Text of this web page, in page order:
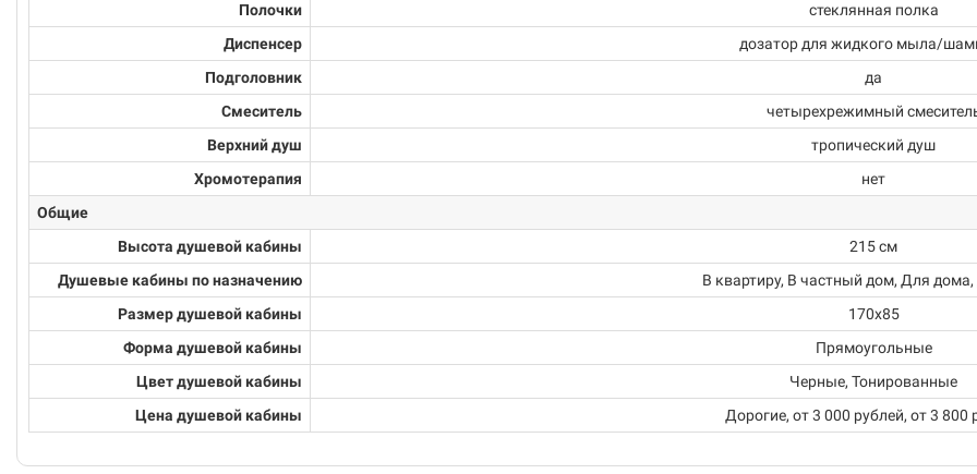
Полочки
стеклянная полка
Диспенсер
дозатор для жидкого мыла/
Подголовник
да
Смеситель
четырехрежимный
Верхний душ
тропический душ
Хромотерапия
нет
Общие
Высота душевой кабины
215 см
Душевые кабины по назначению
В квартиру, В частный дом, Для
Размер душевой кабины
170x85
Форма душевой кабины
Прямоугольные
Цвет душевой кабины
Черные, Тонированные
Цена душевой кабины
Дорогие, от 3 000 рублей, от 3 800